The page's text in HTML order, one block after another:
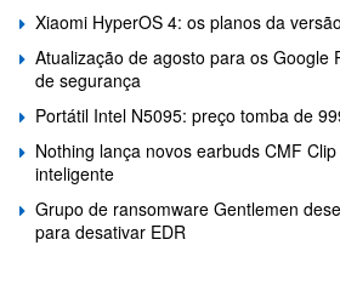
Xiaomi HyperOS 4: os planos da
Atualização de agosto para os Google
de segurança
Portátil Intel N5095: preço tomba de
Nothing lança novos earbuds CMF
inteligente
Grupo de ransomware Gentlemen
para desativar EDR